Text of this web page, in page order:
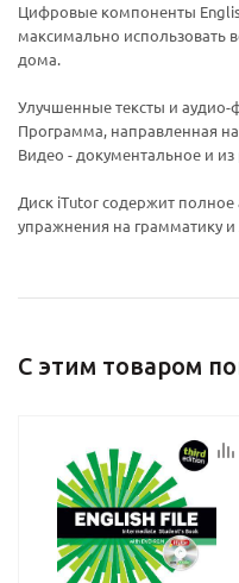
Цифровые компоненты
максимально использовать
дома.
Улучшенные тексты и
Программа, направленная
Видео - документальное и
Диск iTutor содержит
упражнения на грамматику и
С этим товаром